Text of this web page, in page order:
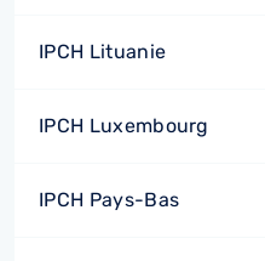
IPCH Lituanie
IPCH Luxembourg
IPCH Pays-Bas